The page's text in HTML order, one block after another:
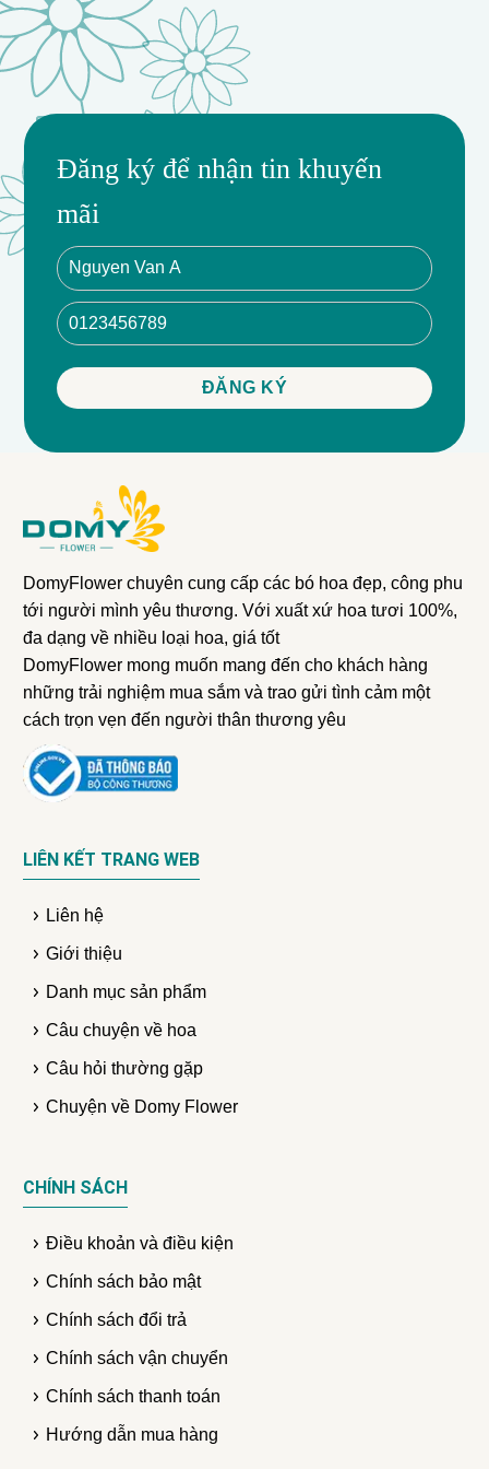
Đăng ký để nhận tin khuyến
mãi
DomyFlower chuyên cung cấp các bó hoa đẹp, công phu
tới người mình yêu thương. Với xuất xứ hoa tươi 100%,
đa dạng về nhiều loại hoa, giá tốt
DomyFlower mong muốn mang đến cho khách hàng
những trải nghiệm mua sắm và trao gửi tình cảm một
cách trọn vẹn đến người thân thương yêu
LIÊN KẾT TRANG WEB
Liên hệ
Giới thiệu
Danh mục sản phẩm
Câu chuyện về hoa
Câu hỏi thường gặp
Chuyện về Domy Flower
CHÍNH SÁCH
Điều khoản và điều kiện
Chính sách bảo mật
Chính sách đổi trả
Chính sách vận chuyển
Chính sách thanh toán
Hướng dẫn mua hàng